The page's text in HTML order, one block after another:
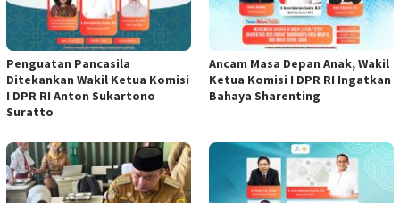
Penguatan Pancasila
Ditekankan Wakil Ketua Komisi
I DPR RI Anton Sukartono
Suratto
Ancam Masa Depan Anak, Wakil
Ketua Komisi I DPR RI Ingatkan
Bahaya Sharenting